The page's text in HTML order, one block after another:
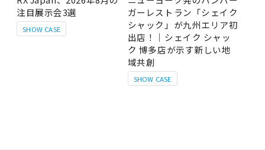
SHOW CASE
注目展示会3選
SHOW CASE
ガーレストラン「シェイク
シャック」が九州エリア初
出店！｜シェイク シャッ
ク 博多店が示す新しい地
域共創